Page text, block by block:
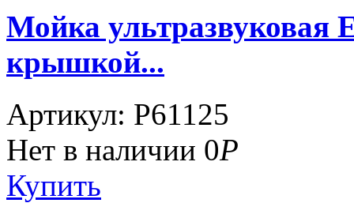
Мойка ультразвуковая
крышкой...
Артикул: P61125
Нет в наличии 0Р
Купить